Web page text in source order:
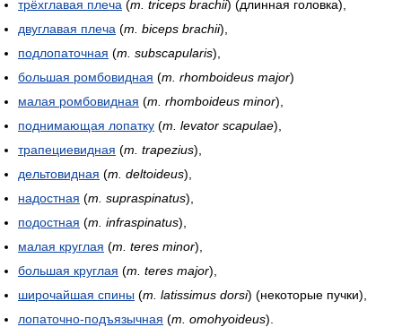
трёхглавая плеча (m. triceps brachii) (длинная головка),
двуглавая плеча (m. biceps brachii),
подлопаточная (m. subscapularis),
большая ромбовидная (m. rhomboideus major)
малая ромбовидная (m. rhomboideus minor),
поднимающая лопатку (m. levator scapulae),
трапециевидная (m. trapezius),
дельтовидная (m. deltoideus),
надостная (m. supraspinatus),
подостная (m. infraspinatus),
малая круглая (m. teres minor),
большая круглая (m. teres major),
широчайшая спины (m. latissimus dorsi) (некоторые пучки),
лопаточно-подъязычная (m. omohyoideus).